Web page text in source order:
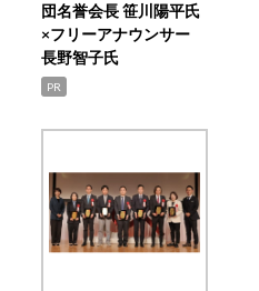
団名誉会長 笹川陽平氏
×フリーアナウンサー
長野智子氏
PR